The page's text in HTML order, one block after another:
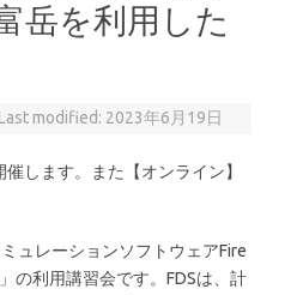
岳を利用した
Last modified: 2023年6月19日
します。また【オンライン】
ュレーションソフトウェアFire
の利用講習会です。FDSは、計